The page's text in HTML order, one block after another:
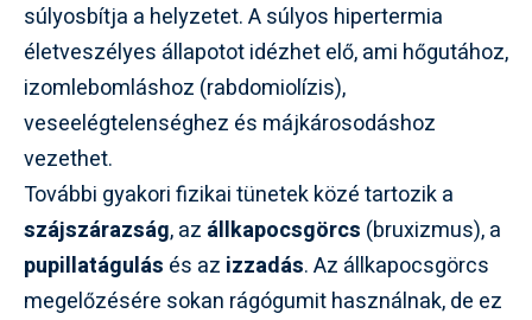
súlyosbítja a helyzetet. A súlyos hipertermia
életveszélyes állapotot idézhet elő, ami hőgutához,
izomlebomláshoz (rabdomiolízis),
veseelégtelenséghez és májkárosodáshoz
vezethet.
További gyakori fizikai tünetek közé tartozik a
szájszárazság, az állkapocsgörcs (bruxizmus), a
pupillatágulás és az izzadás. Az állkapocsgörcs
megelőzésére sokan rágógumit használnak, de ez